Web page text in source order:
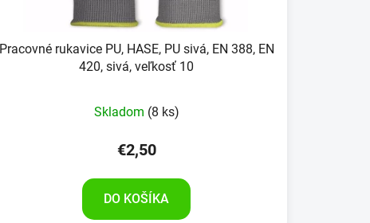
Pracovné rukavice PU, HASE, PU sivá, EN 388, EN
420, sivá, veľkosť 10
Skladom (8 ks)
€2,50
DO KOŠÍKA